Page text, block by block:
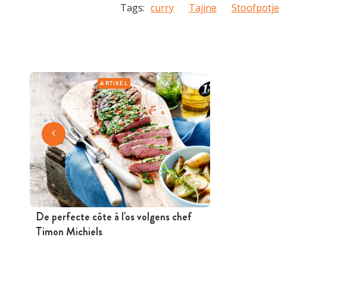
ARTIKEL
De perfecte côte à l'os volgens chef
Timon Michiels
Tags: curry Tajine Stoofpotje